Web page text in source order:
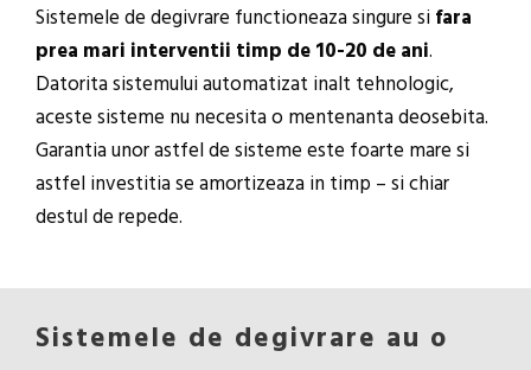
Sistemele de degivrare functioneaza singure sifara
prea mari interventii timp de 10-20 de ani.
Datorita sistemului automatizat inalt tehnologic,
aceste sisteme nu necesita o mentenanta deosebita.
Garantia unor astfel de sisteme este foarte mare si
astfel investitia se amortizeaza in timp – si chiar
destul de repede.
Sistemele de degivrare au o